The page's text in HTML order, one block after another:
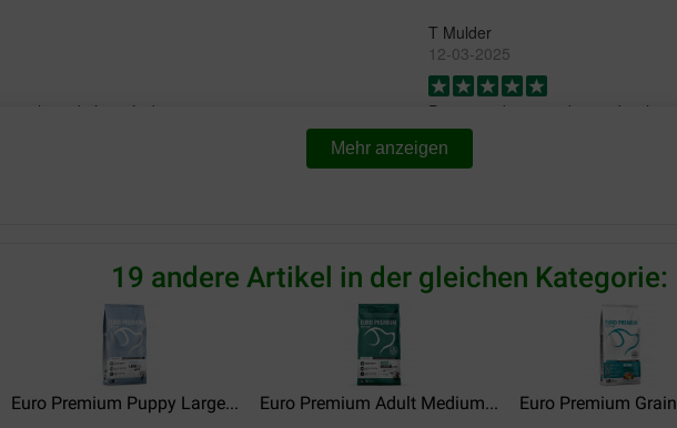
chien digère très bien
T Mulder
12-03-2025
Prima product, goede prijs
bestanddelen voor mijn
Translate to English
met smaak snel op
Chris
Mehr anzeigen
19 andere Artikel in der gleichen Kategorie:
Euro Premium Puppy Large... Euro Premium Adult Medium... Euro Premium